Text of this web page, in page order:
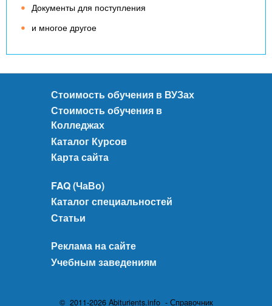
Документы для поступления
и многое другое
Стоимость обучения в ВУЗах
Стоимость обучения в
Колледжах
Каталог Курсов
Карта сайта
FAQ (ЧаВо)
Каталог специальностей
Статьи
Реклама на сайте
Учебным заведениям
© 2011-2026 Abiturients.info - Справочник